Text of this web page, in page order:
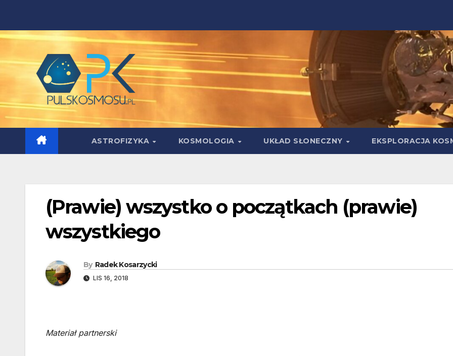
content
ASTROFIZYKA KOSMOLOGIA UKŁAD SŁONECZNY EKSPLORACJA
(Prawie) wszystko o początkach (prawie)
wszystkiego
By Radek Kosarzycki
LIS 16, 2018
Materiał partnerski